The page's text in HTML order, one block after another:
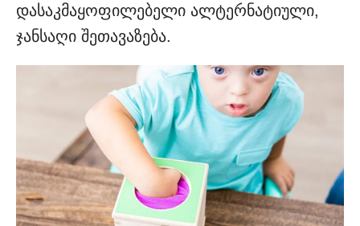
დასაკმაყოფილებელი ალტერნატიული,
ჯანსაღი შეთავაზება.